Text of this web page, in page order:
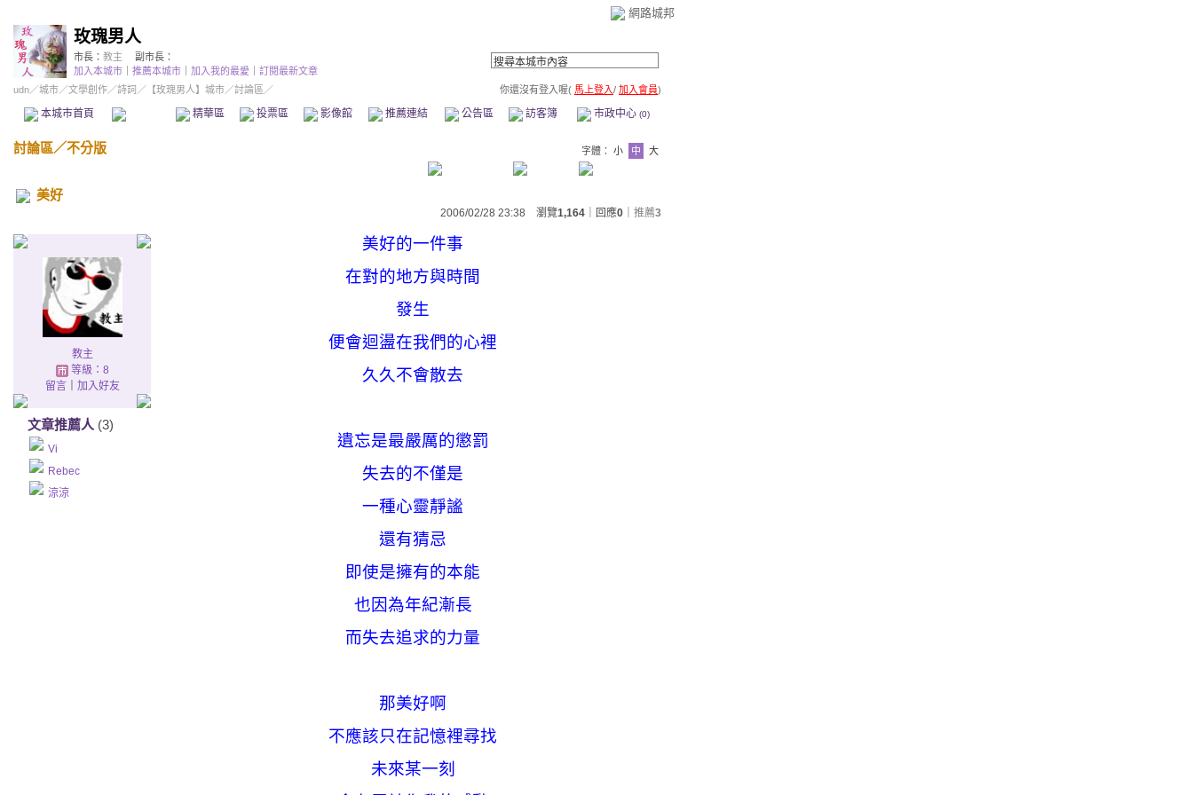
網路城邦
玫瑰男人
市長： 教主
副市長：
加入本城市
推薦本城市 加入我的最愛
訂閱最新文章
udn／城市／文學創作／詩詞 ／ 【玫瑰男人】城市／討論區／ 你還沒有登入喔( 馬上登入/ 加入會員)
本城市首頁 精華區 投票區 影像館 推薦連結 公告區 訪客簿 市政中心 (0)
討論區／不分版 字體： 小 中 大
美好
2006/02/28 23:38 瀏覽1,164 ｜回應0 推薦3
教主
等級：8
留言｜ 加入好友
文章推薦人 (3)
Vi
Rebec
涼涼
美好的一件事
在對的地方與時間
發生
便會迴盪在我們的心裡
久久不會散去
遺忘是最嚴厲的懲罰
失去的不僅是
一種心靈靜謐
還有猜忌
即使是擁有的本能
也因為年紀漸長
而失去追求的力量
那美好啊
不應該只在記憶裡尋找
未來某一刻